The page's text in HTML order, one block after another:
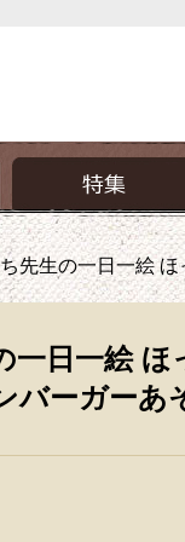
先生の一日一絵
一日一絵 ほ
バーガーあ